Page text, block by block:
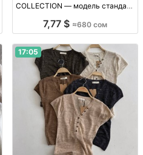
COLLECTION — модель стандарт
одежда, р-р стандарт, 6 нюд.
7,77 $ ≈680 сом
17:05